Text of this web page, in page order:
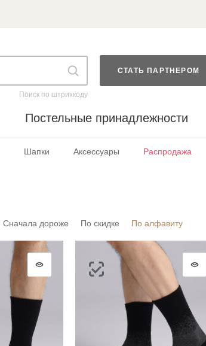
Поиск по штрихкоду
СТАТЬ ПАРТНЕРОМ
Постельные принадлежности
Шапки Аксессуары Распродажа
Сначала дороже По скидке По алфавиту